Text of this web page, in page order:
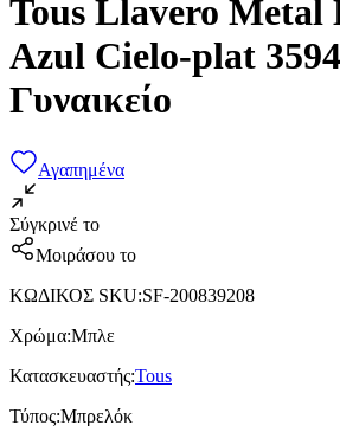
Tous Llavero Metal
Azul Cielo-plat
Γυναικείο
Αγαπημένα
Σύγκρινέ το
Μοιράσου το
ΚΩΔΙΚΟΣ SKU:SF-200839208
Χρώμα:Μπλε
Κατασκευαστής:Tous
Τύπος:Μπρελόκ